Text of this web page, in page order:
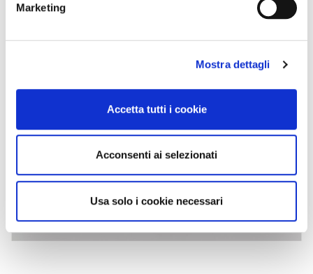
Marketing
Mostra dettagli
Accetta tutti i cookie
Acconsenti ai selezionati
Usa solo i cookie necessari